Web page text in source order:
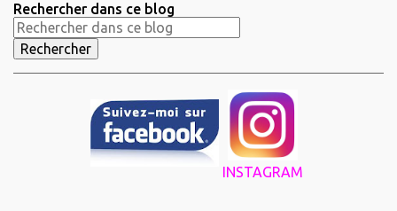
Rechercher dans ce blog
INSTAGRAM